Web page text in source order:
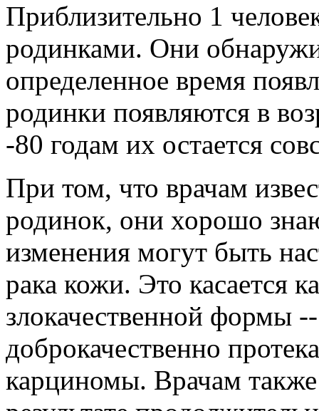
Приблизительно 1
родинками. Они
определенное время
родинки появляются в
-80 годам их остается
При том, что врачам
родинок, они хорошо
изменения могут быть
рака кожи. Это касается
злокачественной формы
доброкачественно
карциномы. Врачам